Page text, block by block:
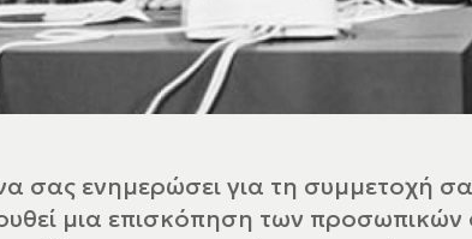
σας ενημερώσει για τη συμμετοχή
μια επισκόπηση των προσωπικών